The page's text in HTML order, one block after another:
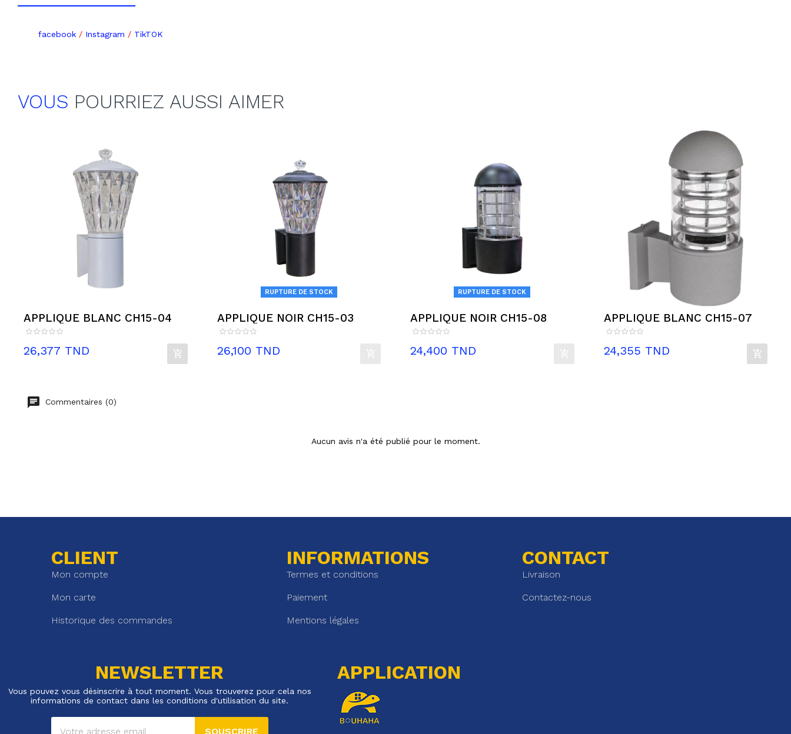
facebook / Instagram / TikTOK
VOUS POURRIEZ AUSSI AIMER
APPLIQUE BLANC CH15-04
Prix
26,377 TND
RUPTURE DE STOCK
APPLIQUE NOIR CH15-03
Prix
26,100 TND
RUPTURE DE STOCK
APPLIQUE NOIR CH15-08
Prix
24,400 TND
APPLIQUE BLANC CH15-07
Prix
24,355 TND
Commentaires (0)
Aucun avis n'a été publié pour le moment.
CLIENT
Mon compte
Mon carte
Historique des commandes
INFORMATIONS
Termes et conditions
Paiement
Mentions légales
CONTACT
Livraison
Contactez-nous
NEWSLETTER
Vous pouvez vous désinscrire à tout moment. Vous trouverez pour cela nos
informations de contact dans les conditions d'utilisation du site.
SOUSCRIRE
APPLICATION